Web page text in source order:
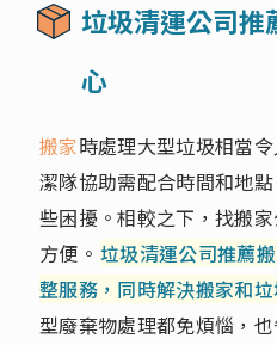
垃圾清運公司
心
搬家時處理大型垃圾相當
潔隊協助需配合時間和地
些困擾。相較之下，找搬
方便。 垃圾清運公司推薦
整服務，同時解決搬家和
型廢棄物處理都免煩惱，